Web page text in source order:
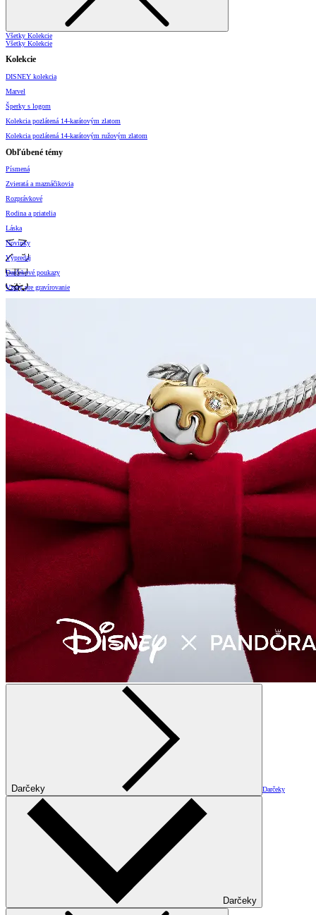
Všetky Kolekcie
Všetky Kolekcie
Kolekcie
DISNEY kolekcia
Marvel
Šperky s logom
Kolekcia pozlátená 14-karátovým zlatom
Kolekcia pozlátená 14-karátovým ružovým zlatom
Obľúbené témy
Písmená
Zvieratá a maznáčikovia
Rozprávkové
Rodina a priatelia
Láska
Novinky
Výpredaj
Darčekové poukazy
Vzory pre gravírovanie
Darčeky Darčeky
Darčeky